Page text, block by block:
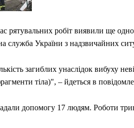
рятувальних робіт виявили ще
служба України з надзвичайних
загиблих унаслідок вибуху
тіла)", – йдеться в
допомогу 17 людям. Роботи